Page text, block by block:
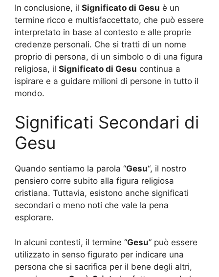
In conclusione, il Significato di Gesu è un
termine ricco e multisfaccettato, che può essere
interpretato in base al contesto e alle proprie
credenze personali. Che si tratti di un nome
proprio di persona, di un simbolo o di una figura
religiosa, il Significato di Gesu continua a
ispirare e a guidare milioni di persone in tutto il
mondo.
Significati Secondari di
Gesu
Quando sentiamo la parola “Gesu“, il nostro
pensiero corre subito alla figura religiosa
cristiana. Tuttavia, esistono anche significati
secondari o meno noti che vale la pena
esplorare.
In alcuni contesti, il termine “Gesu” può essere
utilizzato in senso figurato per indicare una
persona che si sacrifica per il bene degli altri,